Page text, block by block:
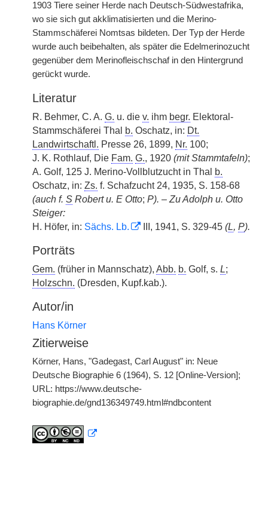
1903 Tiere seiner Herde nach Deutsch-Südwestafrika,
wo sie sich gut akklimatisierten und die Merino-
Stammschäferei Nomtsas bildeten. Der Typ der Herde
wurde auch beibehalten, als später die Edelmerinozucht
gegenüber dem Merinofleischschaf in den Hintergrund
gerückt wurde.
Literatur
R. Behmer, C. A. G. u. die v. ihm begr. Elektoral-
Stammschäferei Thal
b. Oschatz, in: Dt.
Landwirtschaftl. Presse 26, 1899, Nr. 100;
J. K. Rothlauf, Die Fam. G., 1920 (mit Stammtafeln);
A. Golf, 125 J. Merino-Vollblutzucht in Thal
b.
Oschatz, in: Zs. f. Schafzucht 24, 1935, S. 158-68
(auch f. S Robert u. E Otto; P). – Zu Adolph u. Otto
Steiger:
H. Höfer, in: Sächs. Lb. III, 1941, S. 329-45 (L, P).
Porträts
Gem. (früher in Mannschatz), Abb. b. Golf, s. L;
Holzschn. (Dresden, Kupf.kab.).
Autor/in
Hans Körner
Zitierweise
Körner, Hans, "Gadegast, Carl August" in: Neue
Deutsche Biographie 6 (1964), S. 12 [Online-Version];
URL: https://www.deutsche-
biographie.de/gnd136349749.html#ndbcontent